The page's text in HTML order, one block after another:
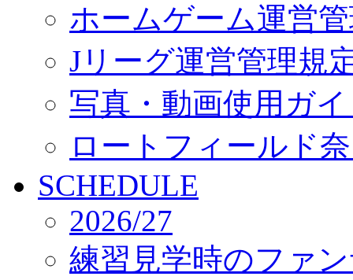
ホームゲーム運営
Jリーグ運営管理規
写真・動画使用ガ
ロートフィールド
SCHEDULE
2026/27
練習見学時のファ